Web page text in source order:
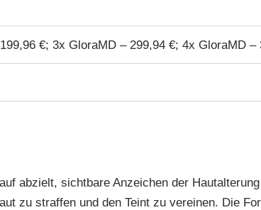
€; 3x GloraMD – 299,94 €; 4x GloraMD –
abzielt, sichtbare Anzeichen der
zu straffen und den Teint zu vereinen. Die